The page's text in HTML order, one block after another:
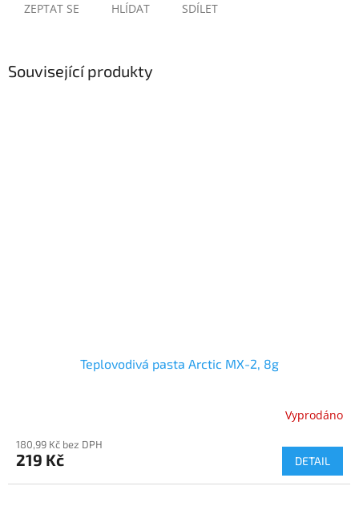
ZEPTAT SE HLÍDAT SDÍLET
Související produkty
Teplovodivá pasta Arctic MX-2, 8g
Vyprodáno
180,99 Kč bez DPH
219 Kč DETAIL